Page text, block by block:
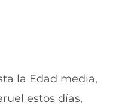
la Edad media,
estos días,